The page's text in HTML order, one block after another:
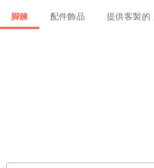
* 主石：月光石、拉長石
▰ 建議配戴後用乾布輕拭，並收納於
腳鍊 配件飾品 提供客製的